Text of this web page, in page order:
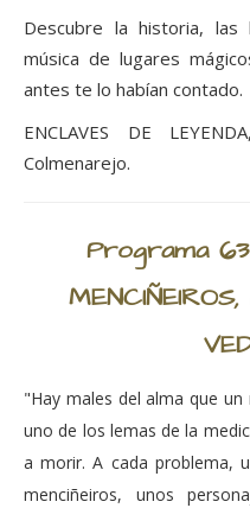
Descubre la historia,
música de lugares
antes te lo habían contado.
ENCLAVES DE
Colmenarejo.
Programa
"Hay males del alma que
uno de los lemas de la
a morir. A cada problema,
menciñeiros, unos